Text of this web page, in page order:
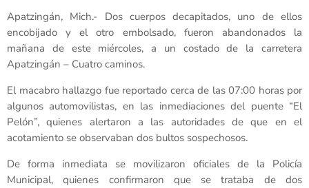
Apatzingán, Mich.- Dos cuerpos decapitados, uno de ellos
encobijado y el otro embolsado, fueron abandonados la
mañana de este miércoles, a un costado de la carretera
Apatzingán – Cuatro caminos.
El macabro hallazgo fue reportado cerca de las 07:00 horas por
algunos automovilistas, en las inmediaciones del puente “El
Pelón”, quienes alertaron a las autoridades de que en el
acotamiento se observaban dos bultos sospechosos.
De forma inmediata se movilizaron oficiales de la Policía
Municipal, quienes confirmaron que se trataba de dos